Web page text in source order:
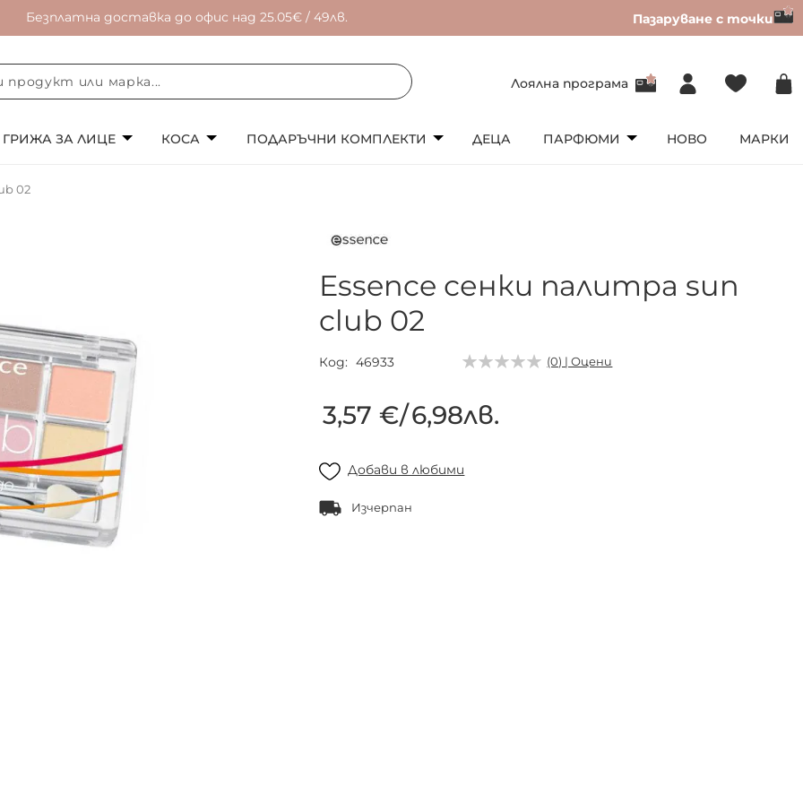
Безплатна доставка до офис над 25.05€ / 49лв. Пазаруване с точки
Лоялна програма
ГРИЖА ЗА ЛИЦЕ КОСА ПОДАРЪЧНИ КОМПЛЕКТИ ДЕЦА ПАРФЮМИ НОВО МАРКИ
02
Essence сенки палитра sun
club 02
Код 46933 (0) | Оцени
3,57 €/6,98лв.
Добави в любими
Изчерпан